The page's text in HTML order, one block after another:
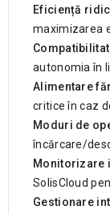
Eficiență
maximizarea
autonomia în
Alimentare
critice în caz
Moduri de
încărcare/
Monitorizare
SolisCloud
Gestionare